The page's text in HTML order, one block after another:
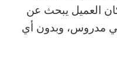
العميل يبحث عن
مدروس، وبدون أي